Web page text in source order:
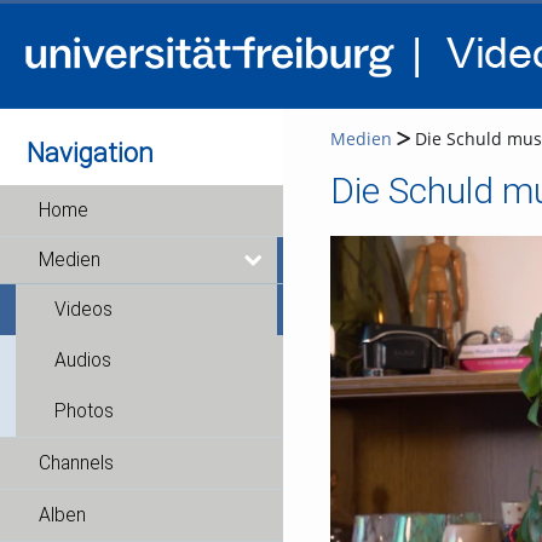
Navigation
Home
Medien
Videos
Audios
Photos
Channels
Alben
Medien Die Schuld
Die Schuld